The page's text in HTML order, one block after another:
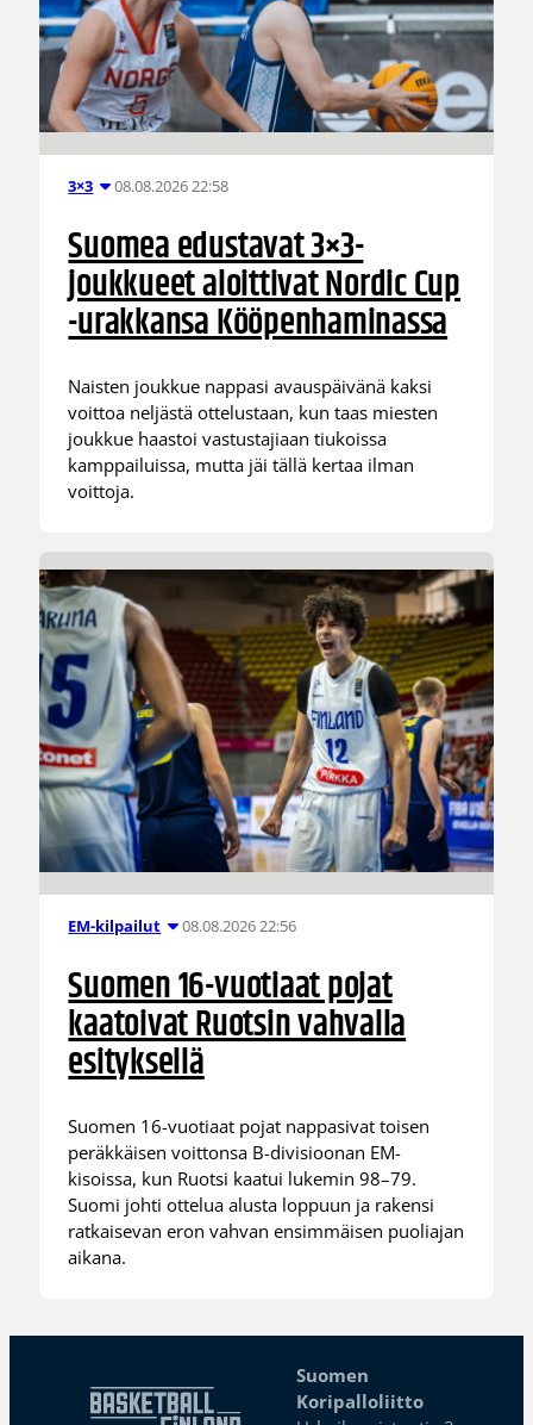
3×3 08.08.2026 22:58
Suomea edustavat 3×3-
joukkueet aloittivat Nordic Cup
-urakkansa Kööpenhaminassa
Naisten joukkue nappasi avauspäivänä kaksi
voittoa neljästä ottelustaan, kun taas miesten
joukkue haastoi vastustajiaan tiukoissa
kamppailuissa, mutta jäi tällä kertaa ilman
voittoja.
EM-kilpailut 08.08.2026 22:56
Suomen 16-vuotiaat pojat
kaatoivat Ruotsin vahvalla
esityksellä
Suomen 16-vuotiaat pojat nappasivat toisen
peräkkäisen voittonsa B-divisioonan EM-
kisoissa, kun Ruotsi kaatui lukemin 98–79.
Suomi johti ottelua alusta loppuun ja rakensi
ratkaisevan eron vahvan ensimmäisen puoliajan
aikana.
Suomen
Koripalloliitto